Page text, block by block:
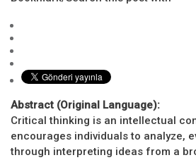
Abstract (Original Language):
Critical thinking is an intellectual
encourages individuals to analyze,
through interpreting ideas from a